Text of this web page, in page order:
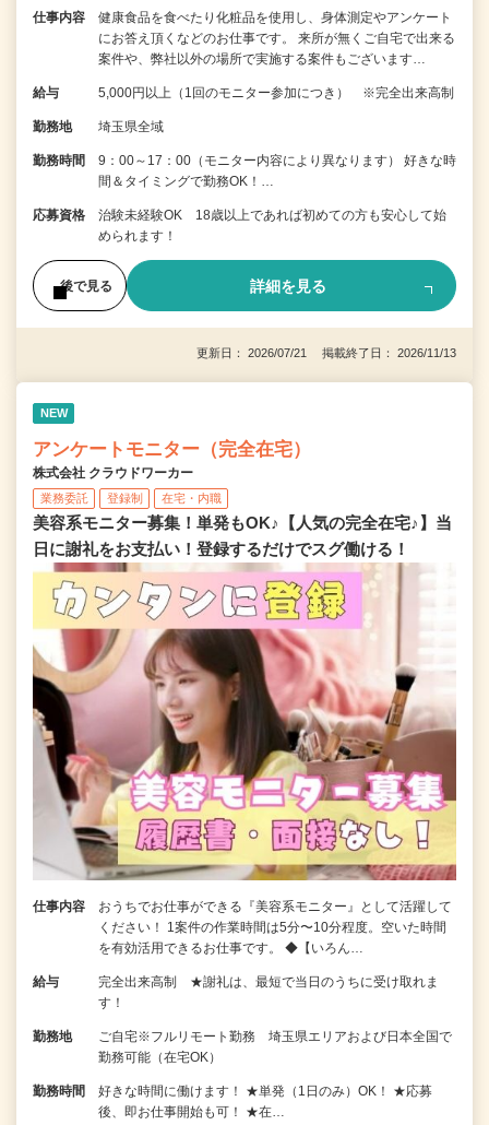
仕事内容
健康食品を食べたり化粧品を使用し、身体測定やアンケート
にお答え頂くなどのお仕事です。 来所が無くご自宅で出来る
案件や、弊社以外の場所で実施する案件もございます…
給与 5,000円以上（1回のモニター参加につき） ※完全出来高制
勤務地 埼玉県全域
勤務時間
9：00～17：00（モニター内容により異なります） 好きな時
間＆タイミングで勤務OK！…
応募資格
治験未経験OK 18歳以上であれば初めての方も安心して始
められます！
後で見る 詳細を見る
更新日： 2026/07/21 掲載終了日： 2026/11/13
NEW
アンケートモニター（完全在宅）
株式会社 クラウドワーカー
業務委託 登録制 在宅・内職
美容系モニター募集！単発もOK♪【人気の完全在宅♪】当
日に謝礼をお支払い！登録するだけでスグ働ける！
仕事内容
おうちでお仕事ができる『美容系モニター』として活躍して
ください！ 1案件の作業時間は5分〜10分程度。空いた時間
を有効活用できるお仕事です。 ◆【いろん…
給与
完全出来高制 ★謝礼は、最短で当日のうちに受け取れま
す！
勤務地
ご自宅※フルリモート勤務 埼玉県エリアおよび日本全国で
勤務可能（在宅OK）
勤務時間
好きな時間に働けます！ ★単発（1日のみ）OK！ ★応募
後、即お仕事開始も可！ ★在…